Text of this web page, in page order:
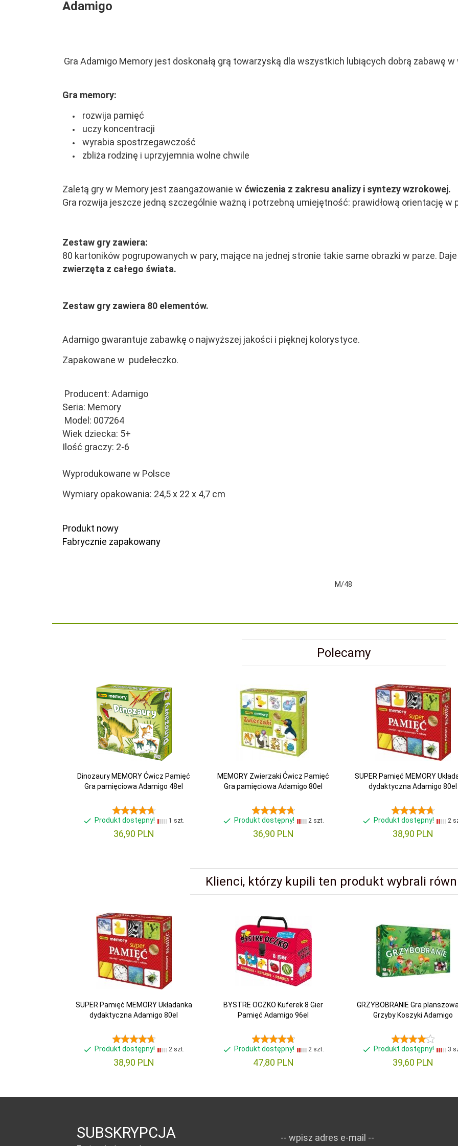
Adamigo
Gra Adamigo Memory jest doskonałą grą towarzyską dla wszystkich lubiących dobrą zabawę w
Gra memory:
rozwija pamięć
uczy koncentracji
wyrabia spostrzegawczość
zbliża rodzinę i uprzyjemnia wolne chwile
Zaletą gry w Memory jest zaangażowanie w ćwiczenia z zakresu analizy i syntezy wzrokowej.
Gra rozwija jeszcze jedną szczególnie ważną i potrzebną umiejętność: prawidłową orientację w
Zestaw gry zawiera:
80 kartoników pogrupowanych w pary, mające na jednej stronie takie same obrazki w parze.
zwierzęta z całego świata.
Zestaw gry zawiera 80 elementów.
Adamigo gwarantuje zabawkę o najwyższej jakości i pięknej kolorystyce.
Zapakowane w pudełeczko.
Producent: Adamigo
Seria: Memory
Model: 007264
Wiek dziecka: 5+
Ilość graczy: 2-6
Wyprodukowane w Polsce
Wymiary opakowania: 24,5 x 22 x 4,7 cm
Produkt nowy
Fabrycznie zapakowany
M/48
Polecamy
Dinozaury MEMORY Ćwicz Pamięć
Gra pamięciowa Adamigo 48el
Produkt dostępny! 1 szt.
36,90 PLN
MEMORY Zwierzaki Ćwicz Pamięć
Gra pamięciowa Adamigo 80el
Produkt dostępny! 2 szt.
36,90 PLN
SUPER Pamięć MEMORY
dydaktyczna Adamigo 80el
Produkt dostępny! 2
38,90 PLN
Klienci, którzy kupili ten produkt wybrali
SUPER Pamięć MEMORY Układanka
dydaktyczna Adamigo 80el
Produkt dostępny! 2 szt.
38,90 PLN
BYSTRE OCZKO Kuferek 8 Gier
Pamięć Adamigo 96el
Produkt dostępny! 2 szt.
47,80 PLN
GRZYBOBRANIE Gra
Grzyby Koszyki Adamigo
Produkt dostępny! 3
39,60 PLN
SUBSKRYPCJA -- wpisz adres e-mail --